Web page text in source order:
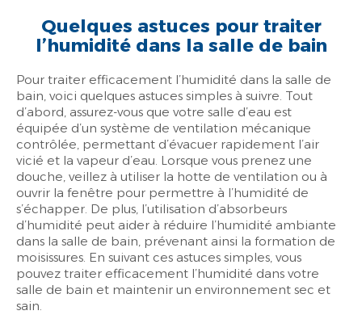
Quelques astuces pour traiter
l’humidité dans la salle de bain
Pour traiter efficacement l’humidité dans la salle de
bain, voici quelques astuces simples à suivre. Tout
d’abord, assurez-vous que votre salle d’eau est
équipée d’un système de ventilation mécanique
contrôlée, permettant d’évacuer rapidement l’air
vicié et la vapeur d’eau. Lorsque vous prenez une
douche, veillez à utiliser la hotte de ventilation ou à
ouvrir la fenêtre pour permettre à l’humidité de
s’échapper. De plus, l’utilisation d’absorbeurs
d’humidité peut aider à réduire l’humidité ambiante
dans la salle de bain, prévenant ainsi la formation de
moisissures. En suivant ces astuces simples, vous
pouvez traiter efficacement l’humidité dans votre
salle de bain et maintenir un environnement sec et
sain.